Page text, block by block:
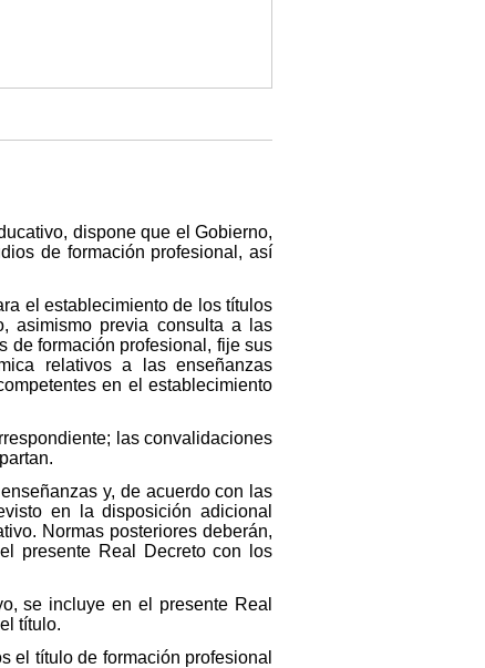
dispone que el Gobierno,
de formación profesional, así
el establecimiento de los títulos
asimismo previa consulta a las
de formación profesional, fije sus
relativos a las enseñanzas
en el establecimiento
las convalidaciones
y, de acuerdo con las
en la disposición adicional
Normas posteriores deberán,
presente Real Decreto con los
se incluye en el presente Real
título.
el título de formación profesional